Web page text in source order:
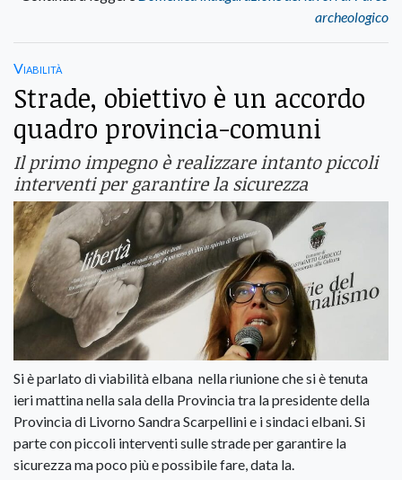
archeologico
Viabilità
Strade, obiettivo è un accordo
quadro provincia-comuni
Il primo impegno è realizzare intanto piccoli
interventi per garantire la sicurezza
Si è parlato di viabilità elbana nella riunione che si è tenuta
ieri mattina nella sala della Provincia tra la presidente della
Provincia di Livorno Sandra Scarpellini e i sindaci elbani. Si
parte con piccoli interventi sulle strade per garantire la
sicurezza ma poco più e possibile fare, data la.